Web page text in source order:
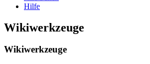
Hilfe
Wikiwerkzeuge
Wikiwerkzeuge